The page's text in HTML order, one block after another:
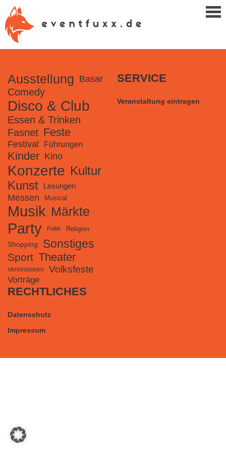
Ausstellung Basar
Comedy
Disco & Club
Essen & Trinken
Fasnet Feste
Festival Führungen
Kinder Kino
Konzerte Kultur
Kunst
Lesungen
Messen Musical
Musik Märkte
Party Politik Religion
Shopping Sonstiges
Sport Theater
Vereinsleben Volksfeste
Vorträge
SERVICE
Veranstaltung eintragen
RECHTLICHES
Datenschutz
Impressum